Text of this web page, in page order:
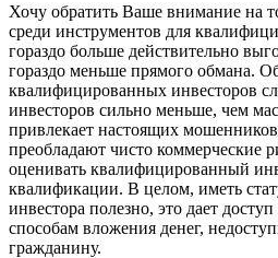
Хочу обратить Ваше внимание на
среди инструментов для
гораздо больше действительно
гораздо меньше прямого обмана.
квалифицированных инвесторов
инвесторов сильно меньше, чем
привлекает настоящих
преобладают чисто коммерческие
оценивать квалифицированный
квалификации. В целом, иметь
инвестора полезно, это дает
способам вложения денег,
гражданину.